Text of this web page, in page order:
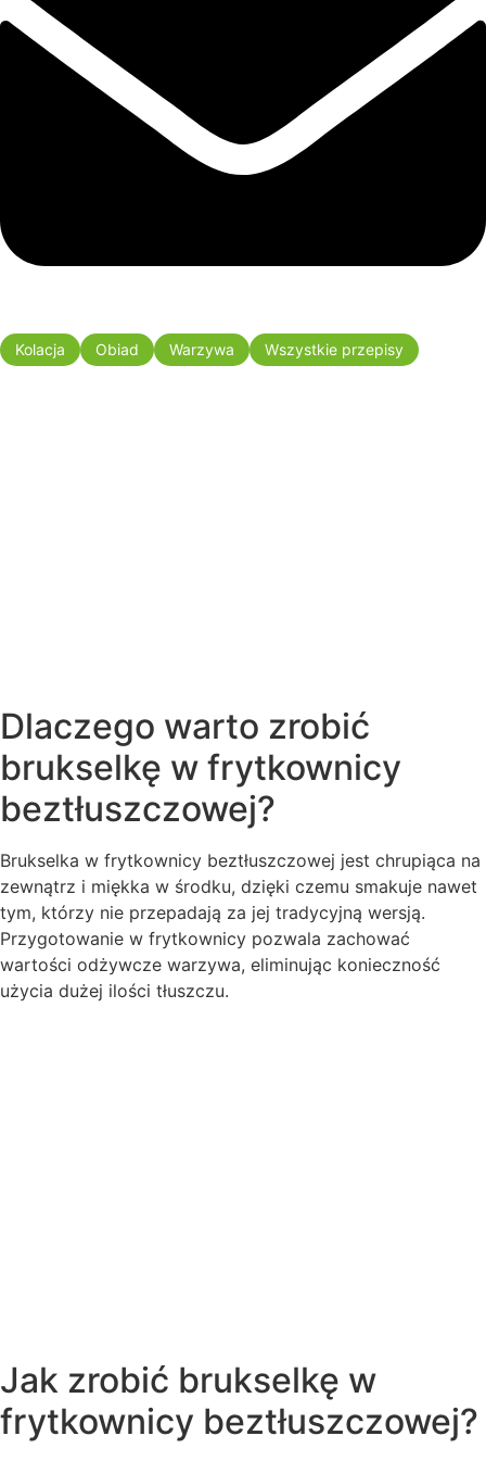
Kolacja Obiad Warzywa Wszystkie przepisy
Dlaczego warto zrobić
brukselkę w frytkownicy
beztłuszczowej?
Brukselka w frytkownicy beztłuszczowej jest chrupiąca na
zewnątrz i miękka w środku, dzięki czemu smakuje nawet
tym, którzy nie przepadają za jej tradycyjną wersją.
Przygotowanie w frytkownicy pozwala zachować
wartości odżywcze warzywa, eliminując konieczność
użycia dużej ilości tłuszczu.
Jak zrobić brukselkę w
frytkownicy beztłuszczowej?